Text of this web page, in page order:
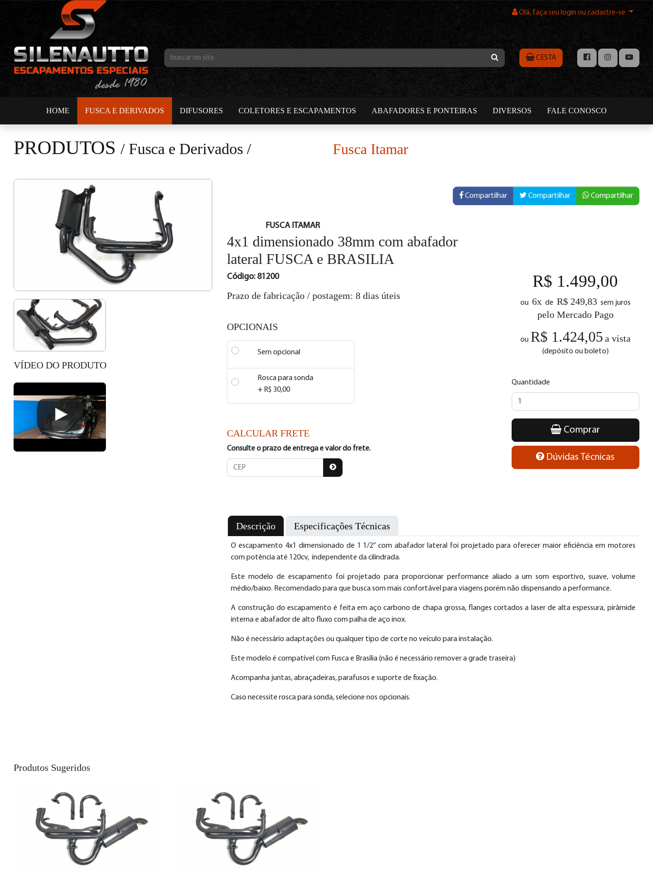
Olá, faça seu login ou cadastre-se
CESTA
HOME FUSCA E DERIVADOS DIFUSORES COLETORES E ESCAPAMENTOS ABAFADORES E PONTEIRAS DIVERSOS FALE CONOSCO
PRODUTOS/ Fusca e Derivados / Fusca Itamar
VÍDEO DO PRODUTO
Compartilhar Compartilhar Compartilhar
FUSCA ITAMAR
4x1 dimensionado 38mm com abafador
lateral FUSCA e BRASILIA
Código: 81200
Prazo de fabricação / postagem: 8 dias úteis
OPCIONAIS
Sem opcional
Rosca para sonda
+ R$ 30,00
CALCULAR FRETE
Consulte o prazo de entrega e valor do frete.
R$ 1.499,00
ou 6x de R$ 249,83 sem juros
pelo Mercado Pago
ou R$ 1.424,05 a vista
(depósito ou boleto)
Quantidade
Comprar
Dúvidas Técnicas
Descrição Especificações Técnicas
O escapamento 4x1 dimensionado de 1 1/2” com abafador lateral foi projetado para oferecer maior eficiência em motores
com potência até 120cv, independente da cilindrada.
Este modelo de escapamento foi projetado para proporcionar performance aliado a um som esportivo, suave, volume
médio/baixo. Recomendado para que busca som mais confortável para viagens porém não dispensando a performance.
A construção do escapamento é feita em aço carbono de chapa grossa, flanges cortados a laser de alta espessura, pirâmide
interna e abafador de alto fluxo com palha de aço inox.
Não é necessário adaptações ou qualquer tipo de corte no veículo para instalação.
Este modelo é compatível com Fusca e Brasília (não é necessário remover a grade traseira)
Acompanha juntas, abraçadeiras, parafusos e suporte de fixação.
Caso necessite rosca para sonda, selecione nos opcionais.
Produtos Sugeridos